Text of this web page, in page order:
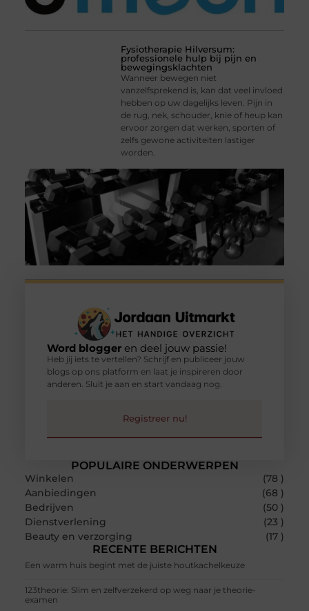
Fysiotherapie Hilversum:
professionele hulp bij pijn en
bewegingsklachten
Wanneer bewegen niet
vanzelfsprekend is, kan dat veel invloed
hebben op uw dagelijks leven. Pijn in
de rug, nek, schouder, knie of heup kan
ervoor zorgen dat werken, sporten of
zelfs gewone activiteiten lastiger
worden.
POPULAIRE ONDERWERPEN
Winkelen
(78 )
Aanbiedingen
(68 )
Bedrijven
(50 )
Dienstverlening
(23 )
Beauty en verzorging
(17 )
RECENTE BERICHTEN
Een warm huis begint met de juiste houtkachelkeuze
123theorie: Slim en zelfverzekerd op weg naar je theorie-
examen
Word bloggeren deel jouw passie!
Heb jij iets te vertellen? Schrijf en publiceer jouw
blogs op ons platform en laat je inspireren door
anderen. Sluit je aan en start vandaag nog.
Registreer nu!